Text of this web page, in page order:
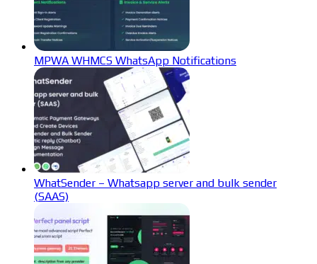
MPWA WHMCS WhatsApp Notifications
WhatSender – Whatsapp server and bulk sender
(SAAS)